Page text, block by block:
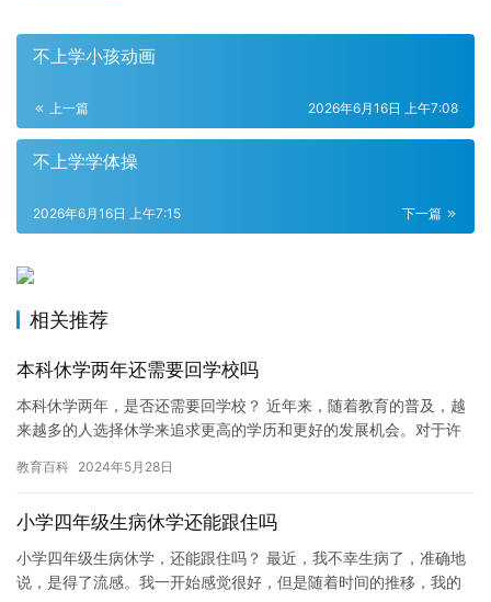
不上学小孩动画
上一篇 2026年6月16日 上午7:08
不上学学体操
下一篇
2026年6月16日 上午7:15
相关推荐
本科休学两年还需要回学校吗
本科休学两年，是否还需要回学校？ 近年来，随着教育的普及，越
来越多的人选择休学来追求更高的学历和更好的发展机会。对于许
些学…
教育百科 2024年5月28日
小学四年级生病休学还能跟住吗
小学四年级生病休学，还能跟住吗？ 最近，我不幸生病了，准确地
说，是得了流感。我一开始感觉很好，但是随着时间的推移，我的